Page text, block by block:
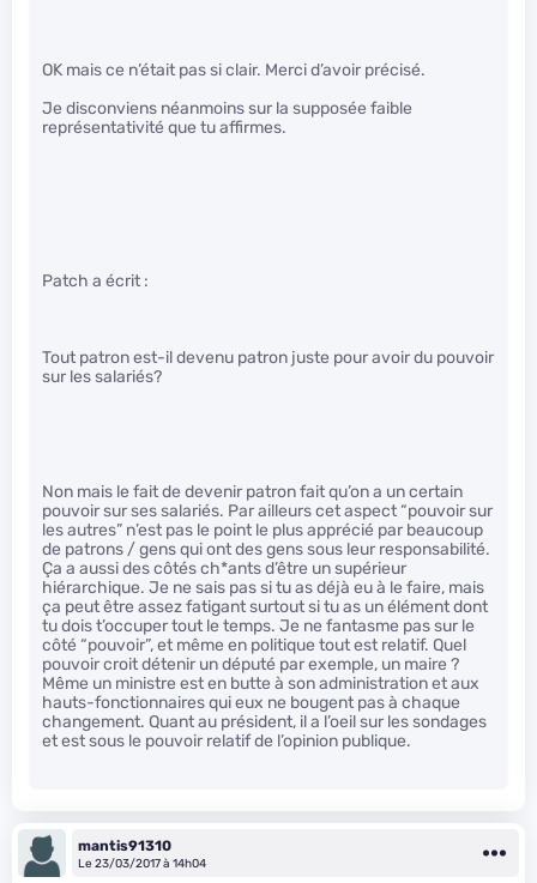
OK mais ce n’était pas si clair. Merci d’avoir précisé.
Je disconviens néanmoins sur la supposée faible
représentativité que tu affirmes.
Patch a écrit :
Tout patron est-il devenu patron juste pour avoir du pouvoir
sur les salariés?
Non mais le fait de devenir patron fait qu’on a un certain
pouvoir sur ses salariés. Par ailleurs cet aspect “pouvoir sur
les autres” n’est pas le point le plus apprécié par beaucoup
de patrons / gens qui ont des gens sous leur responsabilité.
Ça a aussi des côtés ch*ants d’être un supérieur
hiérarchique. Je ne sais pas si tu as déjà eu à le faire, mais
ça peut être assez fatigant surtout si tu as un élément dont
tu dois t’occuper tout le temps. Je ne fantasme pas sur le
côté “pouvoir”, et même en politique tout est relatif. Quel
pouvoir croit détenir un député par exemple, un maire ?
Même un ministre est en butte à son administration et aux
hauts-fonctionnaires qui eux ne bougent pas à chaque
changement. Quant au président, il a l’oeil sur les sondages
et est sous le pouvoir relatif de l’opinion publique.
mantis91310
Le 23/03/2017 à 14h04